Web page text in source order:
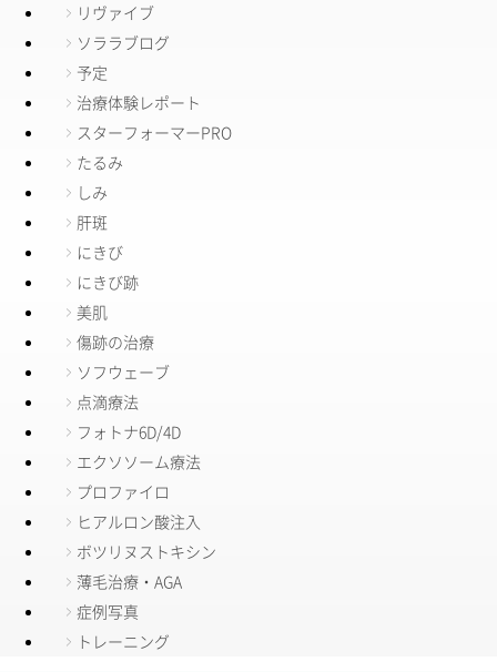
リヴァイブ
ソララブログ
予定
治療体験レポート
スターフォーマーPRO
たるみ
しみ
肝斑
にきび
にきび跡
美肌
傷跡の治療
ソフウェーブ
点滴療法
フォトナ6D/4D
エクソソーム療法
プロファイロ
ヒアルロン酸注入
ボツリヌストキシン
薄毛治療・AGA
症例写真
トレーニング